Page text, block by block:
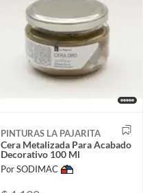
PINTURAS LA PAJARITA
Cera Metalizada Para Acabado
Decorativo 100 Ml
Por SODIMAC